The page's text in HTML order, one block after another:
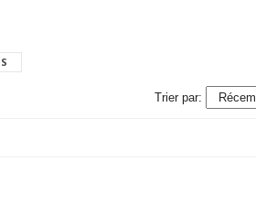
Trier par: